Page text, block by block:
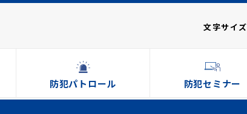
文字サイズ
防犯パトロール 防犯セミナー